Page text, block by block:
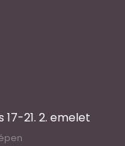
17-21. 2. emelet